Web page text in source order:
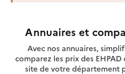
Annuaires et
Avec nos annuaires,
comparez les prix des
site de votre département